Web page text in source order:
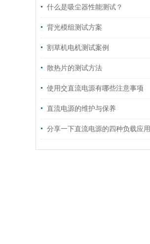
什么是吸尘器性能测试？
背光模组测试方案
割草机电机测试案例
散热片的测试方法
使用交直流电源有哪些注意事项
直流电源的维护与保养
分享一下直流电源的四种负载应用